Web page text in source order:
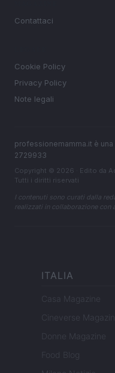
Contattaci
Cookie Policy
Privacy Policy
Note legali
professionemamma.it è una
2729933
Copyright © 2026 · Edito da
Tutti i diritti riservati
I contenuti sono curati dalla
realizzati in collaborazione con
ITALIA
Casa Magazine
Cineverse
Donne Magazine
Food Blog